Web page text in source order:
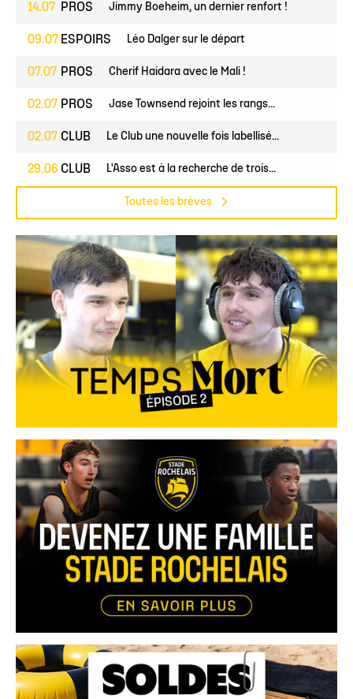
14.07 PROS Jimmy Boeheim, un dernier renfort !
09.07 ESPOIRS Léo Dalger sur le départ
07.07 PROS Cherif Haidara avec le Mali !
02.07 PROS Jase Townsend rejoint les rangs...
02.07 CLUB Le Club une nouvelle fois labellisé...
29.06 CLUB L'Asso est à la recherche de trois...
Toutes les brèves